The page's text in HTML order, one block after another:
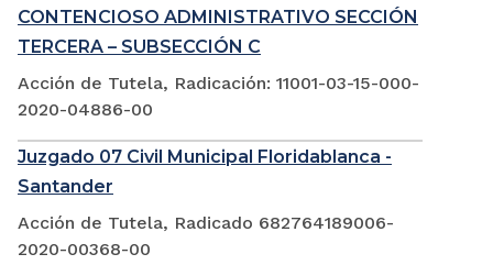
CONTENCIOSO ADMINISTRATIVO SECCIÓN
TERCERA – SUBSECCIÓN C
Acción de Tutela, Radicación: 11001-03-15-000-
2020-04886-00
Juzgado 07 Civil Municipal Floridablanca -
Santander
Acción de Tutela, Radicado 682764189006-
2020-00368-00